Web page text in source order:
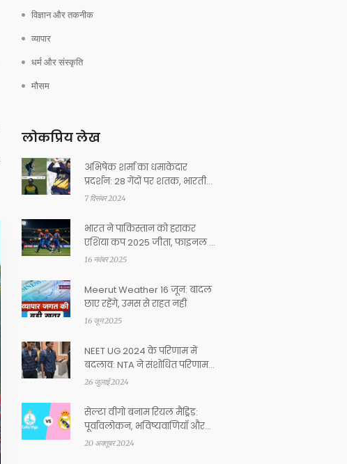
विज्ञान और तकनीक
व्यापार
धर्म और संस्कृति
मौसम
लोकप्रिय लेख
अभिषेक शर्मा का धमाकेदार
प्रदर्शन: 28 गेंदों पर शतक, भारतीय
टी20 रिकॉर्ड्स में दर्ज की नयी
7 दिसंबर 2024
भारत ने पाकिस्तान को हराकर
एशिया कप 2025 जीता, फाइनल में
150/5 से 146 की जीत
16 नवंबर 2025
Meerut Weather 16 जून: बादल
छाए रहेंगे, उमस से राहत नहीं
16 जून 2025
NEET UG 2024 के परिणाम में
बदलाव: NTA ने संशोधित परिणाम
जारी किया, जानें नए रैंकिंग विवरण
26 जुलाई 2024
सेल्टा वीगो बनाम रियल मैड्रिड:
पूर्वावलोकन, भविष्यवाणियाँ और
टीम लाइनअप्स
20 अक्तूबर 2024